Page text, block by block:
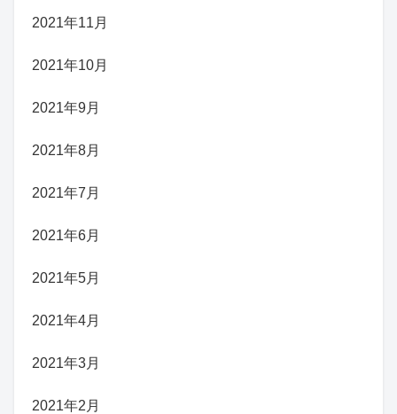
2021年11月
2021年10月
2021年9月
2021年8月
2021年7月
2021年6月
2021年5月
2021年4月
2021年3月
2021年2月